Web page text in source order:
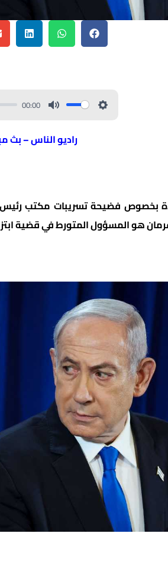
00:00
راديو الناس – بث
فضيحة تسريبات مكتب رئيس
هو المسؤول المتورط في قضية